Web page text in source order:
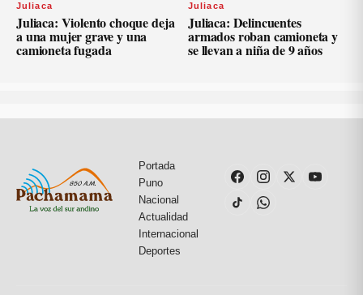
Juliaca
Juliaca: Violento choque deja
a una mujer grave y una
camioneta fugada
Juliaca
Juliaca: Delincuentes
armados roban camioneta y
se llevan a niña de 9 años
Portada
Puno
Nacional
Actualidad
Internacional
Deportes